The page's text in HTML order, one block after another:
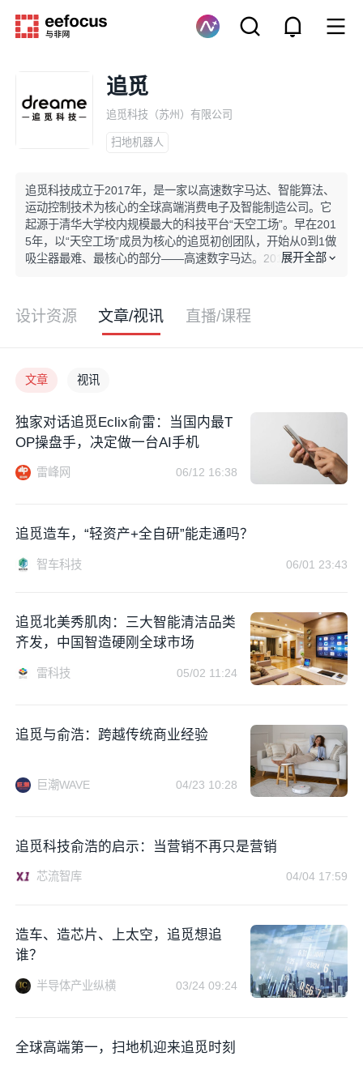
追觅
追觅科技（苏州）有限公司
扫地机器人
追觅科技成立于2017年，是一家以高速数字马达、智能算法、
运动控制技术为核心的全球高端消费电子及智能制造公司。它
起源于清华大学校内规模最大的科技平台“天空工场”。早在201
5年，以“天空工场”成员为核心的追觅初创团队，开始从0到1做
吸尘器最难、最核心的部分——高速数字马达。2017年成立以
细分场景，推出了扫地机器人、无线吸尘器、智能洗地机、高
速吹风机四大品类，并持续拓新。目前，追觅已成为智能生活
展开全部
设计资源 文章/视讯 直播/课程
文章 视讯
独家对话追觅Eclix俞雷：当国内最T
OP操盘手，决定做一台AI手机
雷峰网 06/12 16:38
追觅造车，“轻资产+全自研”能走通吗？
智车科技 06/01 23:43
追觅北美秀肌肉：三大智能清洁品类
齐发，中国智造硬刚全球市场
雷科技 05/02 11:24
追觅与俞浩：跨越传统商业经验
巨潮WAVE 04/23 10:28
追觅科技俞浩的启示：当营销不再只是营销
芯流智库 04/04 17:59
造车、造芯片、上太空，追觅想追
谁？
半导体产业纵横 03/24 09:24
全球高端第一，扫地机迎来追觅时刻